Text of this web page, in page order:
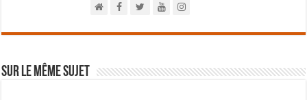
Sur le même sujet